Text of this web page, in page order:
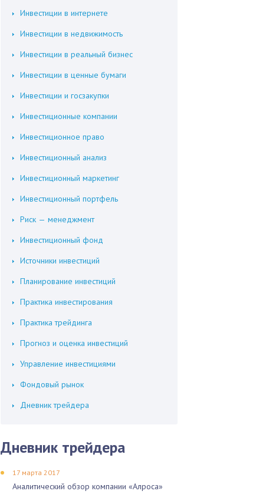
Инвестиции в интернете
Инвестиции в недвижимость
Инвестиции в реальный бизнес
Инвестиции в ценные бумаги
Инвестиции и госзакупки
Инвестиционные компании
Инвестиционное право
Инвестиционный анализ
Инвестиционный маркетинг
Инвестиционный портфель
Риск — менеджмент
Инвестиционный фонд
Источники инвестиций
Планирование инвестиций
Практика инвестирования
Практика трейдинга
Прогноз и оценка инвестиций
Управление инвестициями
Фондовый рынок
Дневник трейдера
Дневник трейдера
17 марта 2017
Аналитический обзор компании «Алроса»